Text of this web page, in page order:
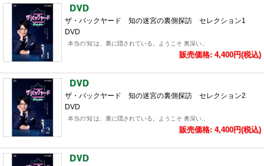
ザ・バックヤード 知の迷宮の裏側探訪 セレクション1
DVD
本当の'知'は、裏に隠されている。ようこそ 奥深い..
販売価格: 4,400円(税込)
ザ・バックヤード 知の迷宮の裏側探訪 セレクション2
DVD
本当の'知'は、裏に隠されている。ようこそ 奥深い..
販売価格: 4,400円(税込)